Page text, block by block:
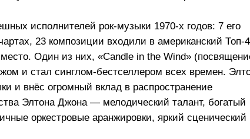
исполнителей рок-музыки 1970-х годов: 7 его
23 композиции входили в американский Топ-
Один из них, «Candle in the Wind»
и стал синглом-бестселлером всех времен.
и внёс огромный вклад в распространение
Элтона Джона — мелодический талант, богатый
оркестровые аранжировки, яркий сценический